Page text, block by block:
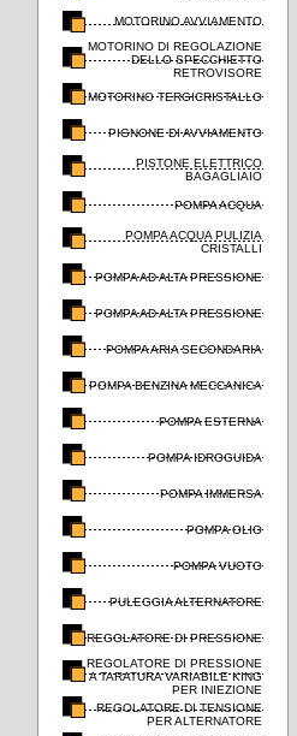
MOTORINO AVVIAMENTO
MOTORINO DI REGOLAZIONE
DELLO SPECCHIETTO
RETROVISORE
MOTORINO TERGICRISTALLO
PIGNONE DI AVVIAMENTO
PISTONE ELETTRICO
BAGAGLIAIO
POMPA ACQUA
POMPA ACQUA PULIZIA
CRISTALLI
POMPA AD ALTA PRESSIONE
POMPA AD ALTA PRESSIONE
POMPA ARIA SECONDARIA
POMPA BENZINA MECCANICA
POMPA ESTERNA
POMPA IDROGUIDA
POMPA IMMERSA
POMPA OLIO
POMPA VUOTO
PULEGGIA ALTERNATORE
REGOLATORE DI PRESSIONE
REGOLATORE DI PRESSIONE
A TARATURA VARIABILE KING
PER INIEZIONE
REGOLATORE DI TENSIONE
PER ALTERNATORE